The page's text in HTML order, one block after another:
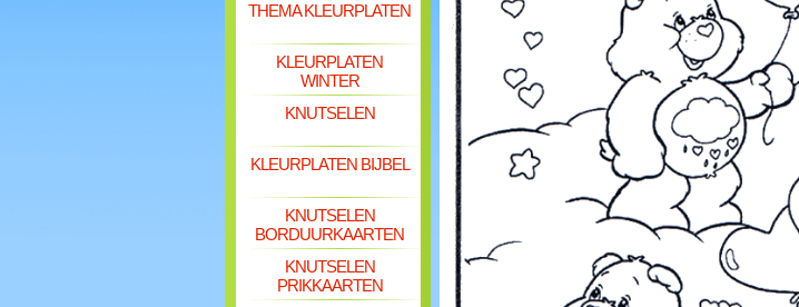
THEMA KLEURPLATEN
KLEURPLATEN
WINTER
KNUTSELEN
KLEURPLATEN BIJBEL
KNUTSELEN
BORDUURKAARTEN
KNUTSELEN
PRIKKAARTEN